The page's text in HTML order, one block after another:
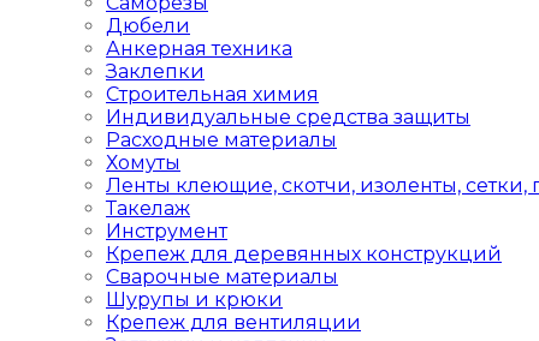
Дюбели
Анкерная техника
Заклепки
Строительная химия
Индивидуальные средства защиты
Расходные материалы
Хомуты
Ленты клеющие, скотчи, изоленты, сетки,
Такелаж
Инструмент
Крепеж для деревянных конструкций
Сварочные материалы
Шурупы и крюки
Крепеж для вентиляции